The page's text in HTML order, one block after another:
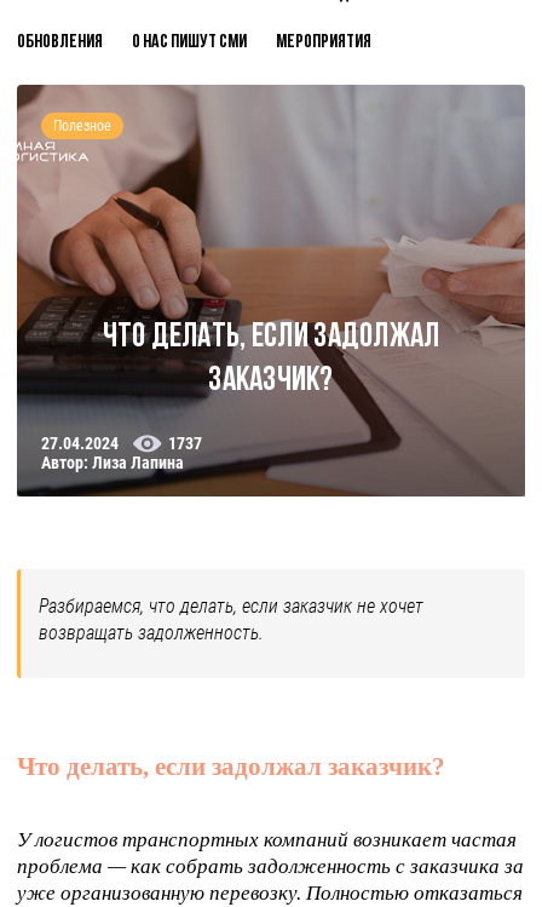
Обновления О нас пишут СМИ Мероприятия
Полезное
Что делать, если задолжал
заказчик?
27.04.2024
1737
Автор: Лиза Лапина
Разбираемся, что делать, если заказчик не хочет
возвращать задолженность.
Что делать, если задолжал заказчик?
У логистов транспортных компаний возникает частая
проблема — как собрать задолженность с заказчика за
уже организованную перевозку. Полностью отказаться